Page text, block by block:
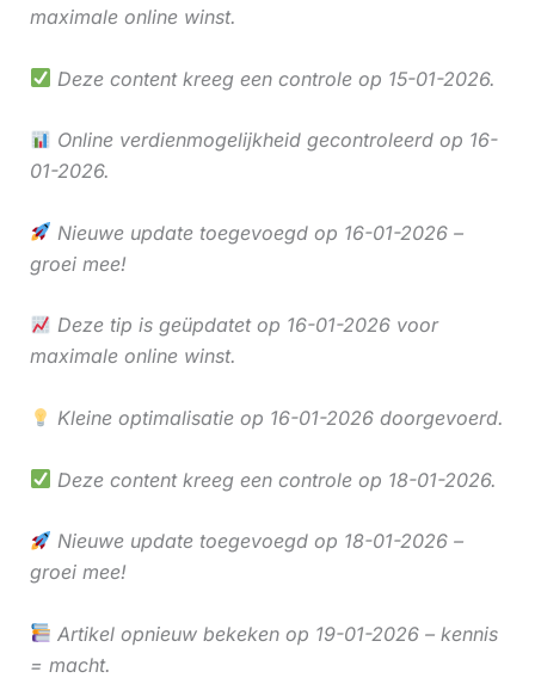
maximale online winst.
Deze content kreeg een controle op 15-01-2026.
Online verdienmogelijkheid gecontroleerd op 16-
01-2026.
Nieuwe update toegevoegd op 16-01-2026 –
groei mee!
Deze tip is geüpdatet op 16-01-2026 voor
maximale online winst.
Kleine optimalisatie op 16-01-2026 doorgevoerd.
Deze content kreeg een controle op 18-01-2026.
Nieuwe update toegevoegd op 18-01-2026 –
groei mee!
Artikel opnieuw bekeken op 19-01-2026 – kennis
= macht.